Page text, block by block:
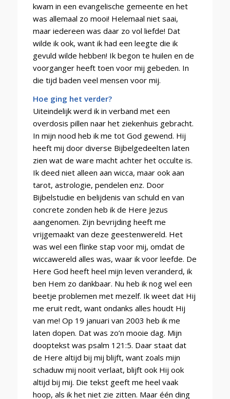
kwam in een evangelische gemeente en het
was allemaal zo mooi! Helemaal niet saai,
maar iedereen was daar zo vol liefde! Dat
wilde ik ook, want ik had een leegte die ik
gevuld wilde hebben! Ik begon te huilen en de
voorganger heeft toen voor mij gebeden. In
die tijd baden veel mensen voor mij.
Hoe ging het verder?
Uiteindelijk werd ik in verband met een
overdosis pillen naar het ziekenhuis gebracht.
In mijn nood heb ik me tot God gewend. Hij
heeft mij door diverse Bijbelgedeelten laten
zien wat de ware macht achter het occulte is.
Ik deed niet alleen aan wicca, maar ook aan
tarot, astrologie, pendelen enz. Door
Bijbelstudie en belijdenis van schuld en van
concrete zonden heb ik de Here Jezus
aangenomen. Zijn bevrijding heeft me
vrijgemaakt van deze geestenwereld. Het
was wel een flinke stap voor mij, omdat de
wiccawereld alles was, waar ik voor leefde. De
Here God heeft heel mijn leven veranderd, ik
ben Hem zo dankbaar. Nu heb ik nog wel een
beetje problemen met mezelf. Ik weet dat Hij
me eruit redt, want ondanks alles houdt Hij
van me! Op 19 januari van 2003 heb ik me
laten dopen. Dat was zo’n mooie dag. Mijn
dooptekst was psalm 121:5. Daar staat dat
de Here altijd bij mij blijft, want zoals mijn
schaduw mij nooit verlaat, blijft ook Hij ook
altijd bij mij. Die tekst geeft me heel vaak
hoop, als ik het niet zie zitten. Maar één ding